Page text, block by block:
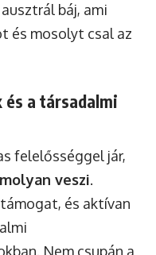
báj, ami
és mosolyt csal az
és a társadalmi
felelősséggel jár,
veszi.
és aktívan
Nem csupán a